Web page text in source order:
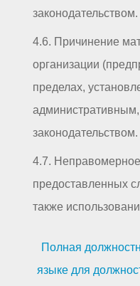
законодательством.
4.6. Причинение
организации
пределах,
законодательством.
4.7.
предоставленных
также
Полная
языке для